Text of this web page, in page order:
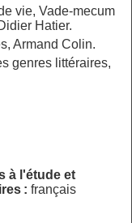
vie, Vade-mecum
Hatier.
Armand Colin.
genres littéraires,
à l'étude et
:français